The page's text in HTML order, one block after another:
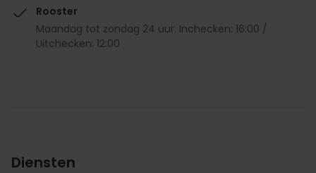
Rooster
Maandag tot zondag 24 uur. Inchecken: 16:00 /
Uitchecken: 12:00
Diensten